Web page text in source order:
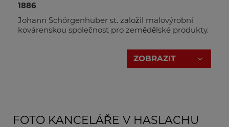
Generální ředitel
+43 7289 71 562-502
ds@holzmann-zipper.at
1886
Johann Schörgenhuber st. založil malovýrobní
kovárenskou společnost pro zemědělské produkty.
ZOBRAZIT
FOTO KANCELÁŘE V HASLACHU